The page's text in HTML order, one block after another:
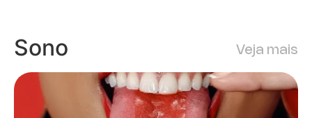
Sono Veja mais